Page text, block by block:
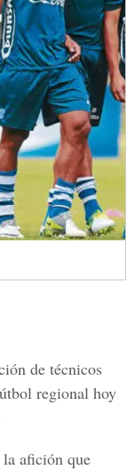
de técnicos
regional hoy
la afición que